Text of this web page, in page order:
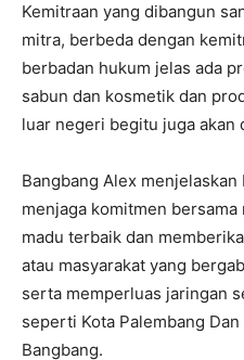
Kemitraan yang dibangun
mitra, berbeda dengan
berbadan hukum jelas ada
sabun dan kosmetik dan
luar negeri begitu juga akan
Bangbang Alex menjelaskan
menjaga komitmen
madu terbaik dan
atau masyarakat yang
serta memperluas jaringan
seperti Kota Palembang
Bangbang.